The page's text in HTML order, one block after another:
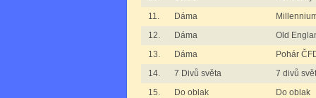
11.
Dáma
12.
Dáma
Old
13.
Dáma
Pohár
14.
7 Divů světa
7 divů
15.
Do oblak
Do oblak